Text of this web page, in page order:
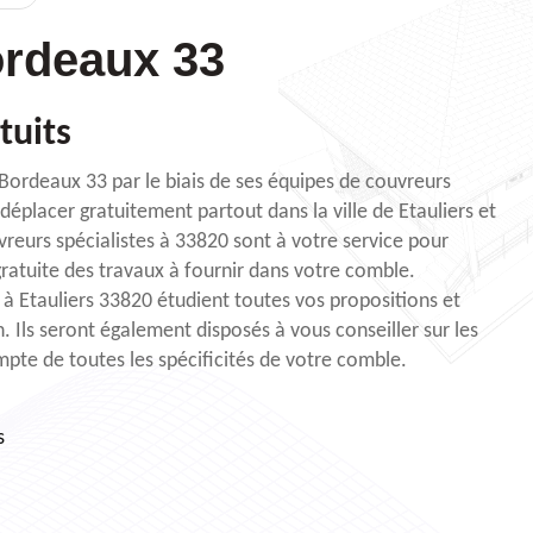
33
33 par le biais de ses équipes de couvreurs
gratuitement partout dans la ville de Etauliers et
spécialistes à 33820 sont à votre service pour
des travaux à fournir dans votre comble.
Etauliers 33820 étudient toutes vos propositions et
Ils seront également disposés à vous conseiller sur les
de toutes les spécificités de votre comble.